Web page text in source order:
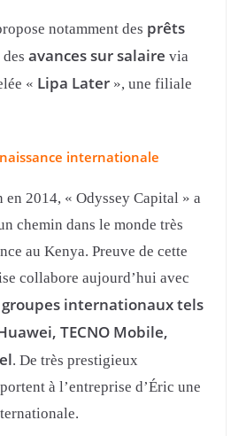
notamment des prêts
avances sur salaire via
« Lipa Later», une filiale
internationale
en 2014, « Odyssey Capital » a
chemin dans le monde très
au Kenya. Preuve de cette
collabore aujourd’hui avec
groupes internationaux tels
TECNO Mobile,
. De très prestigieux
à l’entreprise d’Éric une